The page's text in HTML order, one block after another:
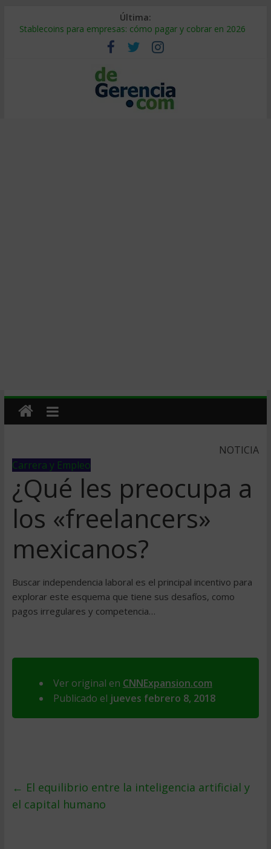
Última:
Stablecoins para empresas: cómo pagar y cobrar en 2026
Despido silencioso: qué es y por qué sale tan caro
IA en selección de personal: cómo auditarla a tiempo
Trabajo forzoso en la cadena de suministro: qué hacer
Mercado hispano de EE. UU.: cómo segmentarlo y venderle
NOTICIA
Carrera y Empleo
¿Qué les preocupa a
los «freelancers»
mexicanos?
Buscar independencia laboral es el principal incentivo para
explorar este esquema que tiene sus desafíos, como
pagos irregulares y competencia…
Ver original en CNNExpansion.com
Publicado el jueves febrero 8, 2018
← El equilibrio entre la inteligencia artificial y
el capital humano